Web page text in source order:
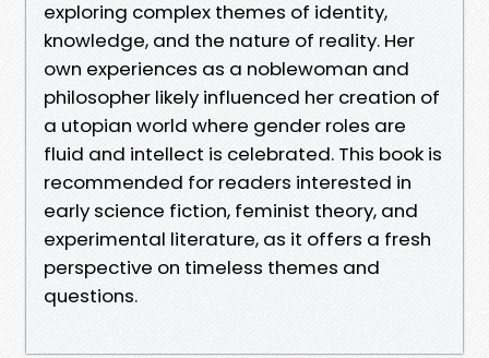
exploring complex themes of identity,
knowledge, and the nature of reality. Her
own experiences as a noblewoman and
philosopher likely influenced her creation of
a utopian world where gender roles are
fluid and intellect is celebrated. This book is
recommended for readers interested in
early science fiction, feminist theory, and
experimental literature, as it offers a fresh
perspective on timeless themes and
questions.